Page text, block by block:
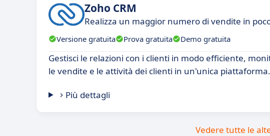
Zoho CRM
Realizza un maggior numero di vendite in
Versione gratuita Prova gratuita Demo gratuita
Gestisci le relazioni con i clienti in modo efficiente,
le vendite e le attività dei clienti in un'unica piattaforma.
Più dettagli
Vedere tutte le